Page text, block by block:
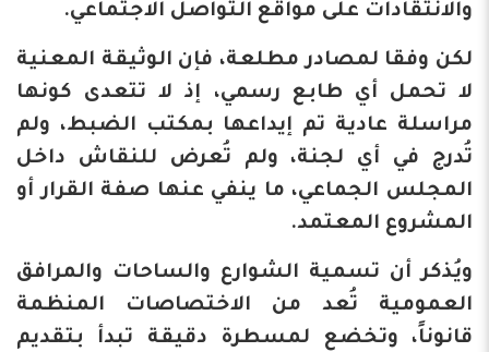
والانتقادات على مواقع التواصل الاجتماعي.
لكن وفقا لمصادر مطلعة، فإن الوثيقة المعنية
لا تحمل أي طابع رسمي، إذ لا تتعدى كونها
مراسلة عادية تم إيداعها بمكتب الضبط، ولم
تُدرج في أي لجنة، ولم تُعرض للنقاش داخل
المجلس الجماعي، ما ينفي عنها صفة القرار أو
المشروع المعتمد.
ويُذكر أن تسمية الشوارع والساحات والمرافق
العمومية تُعد من الاختصاصات المنظمة
قانوناً، وتخضع لمسطرة دقيقة تبدأ بتقديم